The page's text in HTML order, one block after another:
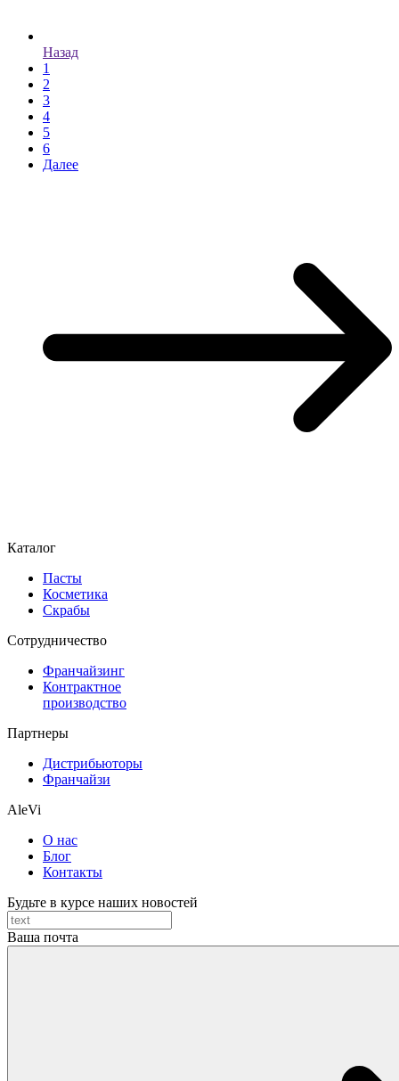
Назад
1
2
3
4
5
6
Далее
Каталог
Пасты
Косметика
Скрабы
Cотрудничество
Франчайзинг
Контрактное
производство
Партнеры
Дистрибьюторы
Франчайзи
AleVi
О нас
Блог
Контакты
Будьте в курсе наших новостей
Ваша почта